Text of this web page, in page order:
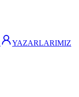
YAZARLARIMIZ